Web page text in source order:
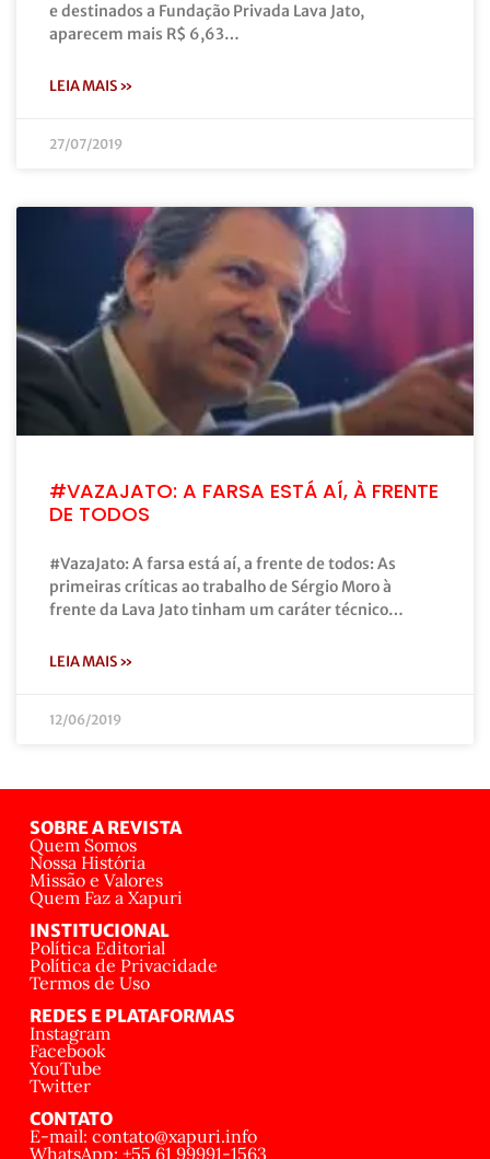
e destinados a Fundação Privada Lava Jato,
aparecem mais R$ 6,63…
LEIA MAIS »
27/07/2019
#VAZAJATO: A FARSA ESTÁ AÍ, À FRENTE
DE TODOS
#VazaJato: A farsa está aí, a frente de todos: As
primeiras críticas ao trabalho de Sérgio Moro à
frente da Lava Jato tinham um caráter técnico…
LEIA MAIS »
12/06/2019
SOBRE A REVISTA
Quem Somos
Nossa História
Missão e Valores
Quem Faz a Xapuri
INSTITUCIONAL
Política Editorial
Política de Privacidade
Termos de Uso
REDES E PLATAFORMAS
Instagram
Facebook
YouTube
Twitter
CONTATO
E-mail: contato@xapuri.info
WhatsApp: +55 61 99991-1563